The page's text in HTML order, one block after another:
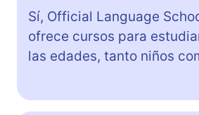
Sí, Official Language
ofrece cursos para
las edades, tanto niños